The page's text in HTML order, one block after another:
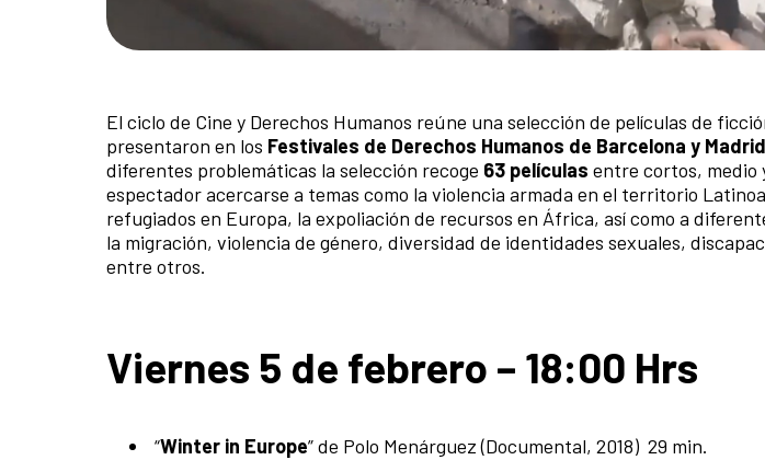
El ciclo de Cine y Derechos Humanos reúne una selección de películas de
presentaron en los Festivales de Derechos Humanos de Barcelona y Madrid
diferentes problemáticas la selección recoge 63 películas entre cortos, medio
espectador acercarse a temas como la violencia armada en el territorio
refugiados en Europa, la expoliación de recursos en África, así como a
la migración, violencia de género, diversidad de identidades sexuales,
entre otros.
Viernes 5 de febrero – 18:00 Hrs
“Winter in Europe” de Polo Menárguez (Documental, 2018) 29 min.